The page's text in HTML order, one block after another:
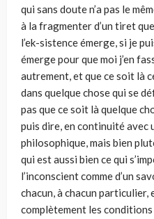
qui sans doute n’a pas le
à la fragmenter d’un tiret
l’ek-sistence émerge, si je
émerge pour que moi j’en
autrement, et que ce soit là
dans quelque chose qui se
pas que ce soit là quelque
puis dire, en continuité
philosophique, mais bien
qui est aussi bien ce qui
l’inconscient comme d’un
chacun, à chacun particulier,
complètement les